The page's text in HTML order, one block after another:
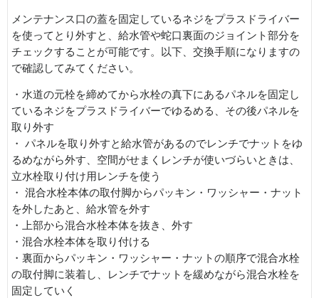
メンテナンス口の蓋を固定しているネジをプラスドライバー
を使ってとり外すと、給水管や蛇口裏面のジョイント部分を
チェックすることが可能です。以下、交換手順になりますの
で確認してみてください。
・水道の元栓を締めてから水栓の真下にあるパネルを固定し
ているネジをプラスドライバーでゆるめる、その後パネルを
取り外す
・ パネルを取り外すと給水管があるのでレンチでナットをゆ
るめながら外す、空間がせまくレンチが使いづらいときは、
立水栓取り付け用レンチを使う
・ 混合水栓本体の取付脚からパッキン・ワッシャー・ナット
を外したあと、給水管を外す
・上部から混合水栓本体を抜き、外す
・混合水栓本体を取り付ける
・裏面からパッキン・ワッシャー・ナットの順序で混合水栓
の取付脚に装着し、レンチでナットを緩めながら混合水栓を
固定していく